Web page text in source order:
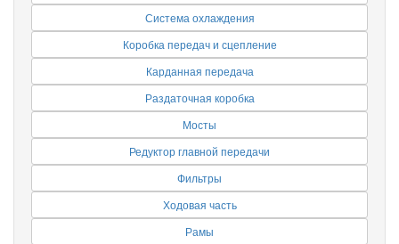
Система охлаждения
Коробка передач и сцепление
Карданная передача
Раздаточная коробка
Мосты
Редуктор главной передачи
Фильтры
Ходовая часть
Рамы